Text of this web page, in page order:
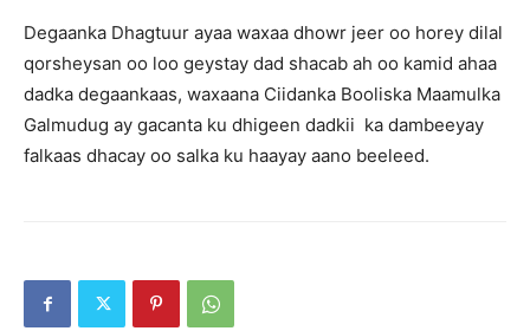
Degaanka Dhagtuur ayaa waxaa dhowr jeer oo horey dilal
qorsheysan oo loo geystay dad shacab ah oo kamid ahaa
dadka degaankaas, waxaana Ciidanka Booliska Maamulka
Galmudug ay gacanta ku dhigeen dadkii ka dambeeyay
falkaas dhacay oo salka ku haayay aano beeleed.